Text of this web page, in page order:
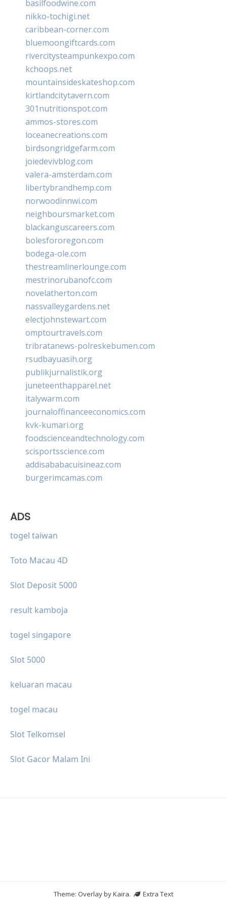
basilfoodwine.com
nikko-tochigi.net
caribbean-corner.com
bluemoongiftcards.com
rivercitysteampunkexpo.com
kchoops.net
mountainsideskateshop.com
kirtlandcitytavern.com
301nutritionspot.com
ammos-stores.com
loceanecreations.com
birdsongridgefarm.com
joiedevivblog.com
valera-amsterdam.com
libertybrandhemp.com
norwoodinnwi.com
neighboursmarket.com
blackanguscareers.com
bolesfororegon.com
bodega-ole.com
thestreamlinerlounge.com
mestrinorubanofc.com
novelatherton.com
nassvalleygardens.net
electjohnstewart.com
omptourtravels.com
tribratanews-polreskebumen.com
rsudbayuasih.org
publikjurnalistik.org
juneteenthapparel.net
italywarm.com
journaloffinanceeconomics.com
kvk-kumari.org
foodscienceandtechnology.com
scisportsscience.com
addisababacuisineaz.com
burgerimcamas.com
ADS
togel taiwan
Toto Macau 4D
Slot Deposit 5000
result kamboja
togel singapore
Slot 5000
keluaran macau
togel macau
Slot Telkomsel
Slot Gacor Malam Ini
Theme: Overlay byKaira.
Extra Text